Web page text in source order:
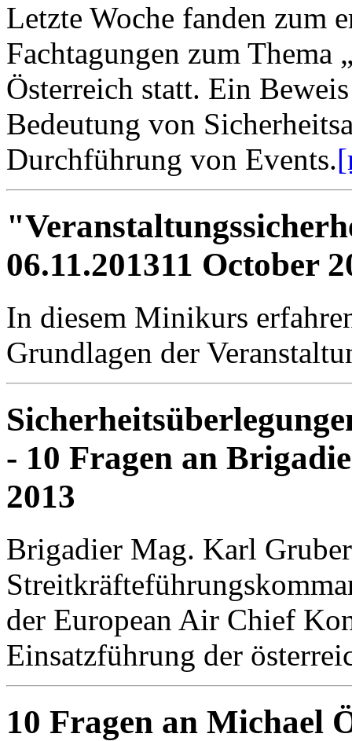
Letzte Woche fanden zum
Fachtagungen zum Thema
Österreich statt. Ein
Bedeutung von
Durchführung von Events.
06.11.201311 October
In diesem Minikurs
Grundlagen der
- 10 Fragen an
2013
Brigadier Mag. Karl
der European Air Chief
Einsatzführung der
10 Fragen an Michael